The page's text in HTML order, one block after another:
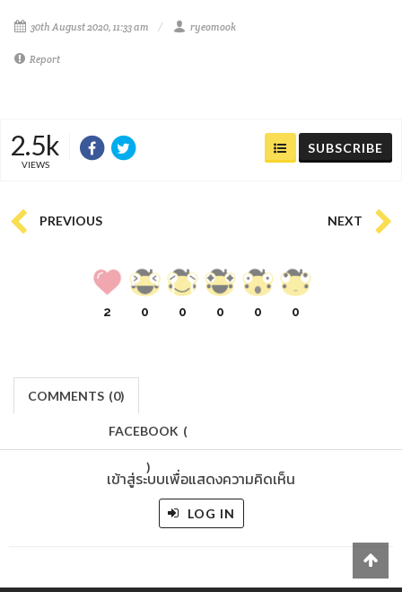
30th August 2020, 11:33 am ryeomook
Report
2.5k
VIEWS
SUBSCRIBE
PREVIOUS NEXT
2 0 0 0 0 0
COMMENTS (0)
FACEBOOK (
)
เข้าสู่ระบบเพื่อแสดงความคิดเห็น
LOG IN